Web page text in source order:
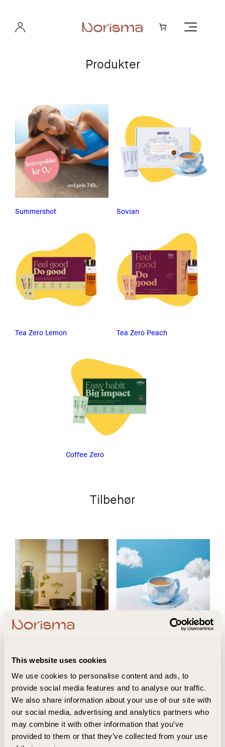
This website uses cookies
We use cookies to personalise content and ads, to
provide social media features and to analyse our traffic.
We also share information about your use of our site with
our social media, advertising and analytics partners who
may combine it with other information that you’ve
provided to them or that they’ve collected from your use
Produkter
Summershot Sovian
Tea Zero Lemon Tea Zero Peach
Coffee Zero
Tilbehør